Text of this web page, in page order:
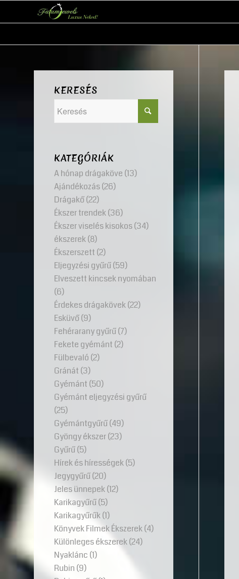
KERESÉS
KATEGÓRIÁK
A hónap drágaköve (13)
Ajándékozás(26)
Drágakő(22)
Ékszer trendek(36)
Ékszer viselés kisokos(34)
ékszerek(8)
Ékszerszett (2)
Eljegyzési gyűrű(59)
Elveszett kincsek nyomában
(6)
Érdekes drágakövek(22)
Esküvő(9)
Fehérarany gyűrű(7)
Fekete gyémánt (2)
Fülbevaló (2)
Gránát (3)
Gyémánt (50)
Gyémánt eljegyzési gyűrű
(25)
Gyémántgyűrű(49)
Gyöngy ékszer(23)
Gyűrű(5)
Hírek és hírességek(5)
Jegygyűrű(20)
Jeles ünnepek(12)
Karikagyűrű(5)
Karikagyűrűk(1)
Könyvek Filmek Ékszerek(4)
Különleges ékszerek(24)
Nyaklánc (1)
Rubin (9)